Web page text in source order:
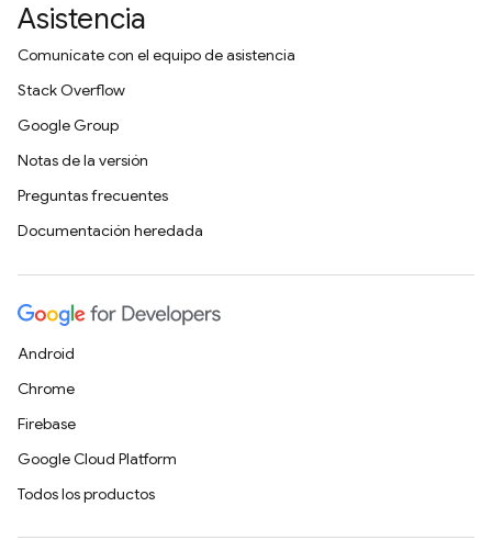
Asistencia
Comunícate con el equipo de asistencia
Stack Overflow
Google Group
Notas de la versión
Preguntas frecuentes
Documentación heredada
Android
Chrome
Firebase
Google Cloud Platform
Todos los productos